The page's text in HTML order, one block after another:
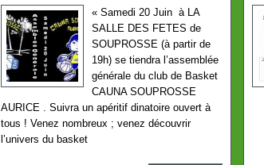
« Samedi 20 Juin à LA
SALLE DES FETES de
SOUPROSSE (à partir de
19h) se tiendra l’assemblée
générale du club de Basket
CAUNA SOUPROSSE
AURICE . Suivra un apéritif dinatoire ouvert à
tous ! Venez nombreux ; venez découvrir
l’univers du basket